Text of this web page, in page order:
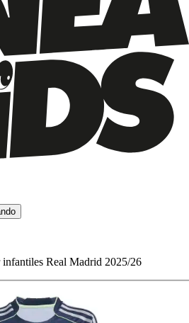
Real Madrid 2025/26